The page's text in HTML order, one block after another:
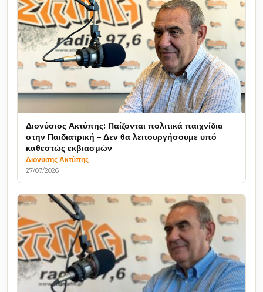
Διονύσιος Ακτύπης: Παίζονται πολιτικά παιχνίδια
στην Παιδιατρική – Δεν θα λειτουργήσουμε υπό
καθεστώς εκβιασμών
Διονύσης Ακτύπης
27/07/2026